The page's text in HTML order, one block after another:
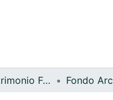
Archivo del Patrimonio Fotográfico y Fílmico del Valle del Cauca